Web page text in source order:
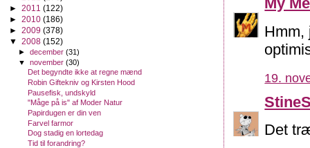
Hmm,
19.
Det
► 2011 (122)
► 2010 (186)
► 2009 (378)
▼ 2008 (152)
►december(31)
▼november(30)
Det begyndte ikke at regne mænd
Robin Giftekniv og Kirsten Hood
Pausefisk, undskyld
"Måge på is" af Moder Natur
Papirdugen er din ven
Farvel farmor
Dog stadig en lortedag
Tid til forandring?